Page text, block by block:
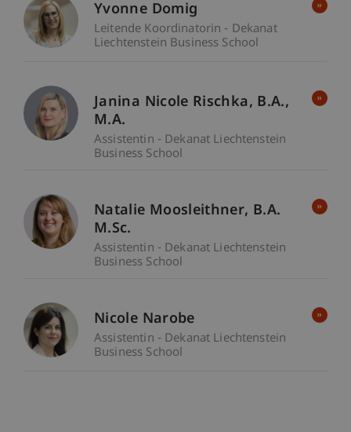
Yvonne Domig
Leitende Koordinatorin - Dekanat
Liechtenstein Business School
Janina Nicole Rischka
B.A.,
M.A.
Assistentin - Dekanat Liechtenstein
Business School
Natalie Moosleithner B.A.
M.Sc.
Assistentin - Dekanat Liechtenstein
Business School
Nicole Narobe
Assistentin - Dekanat Liechtenstein
Business School